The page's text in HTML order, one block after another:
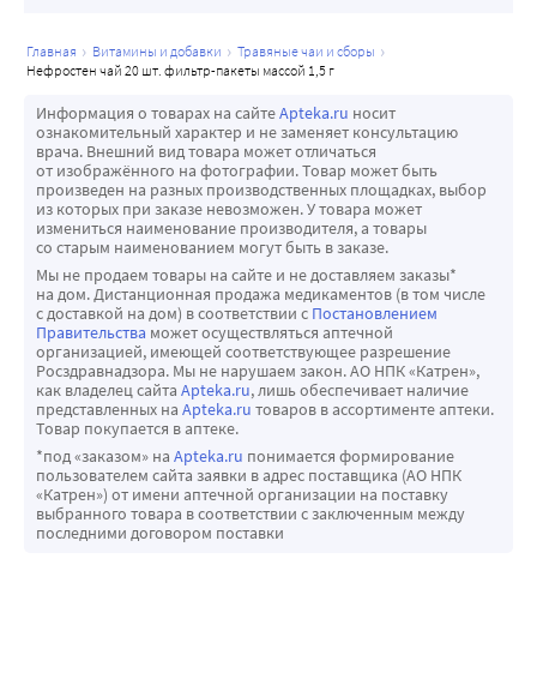
главная витамины и добавки
травяные чаи и сборы
нефростен чай 20 шт. фильтр-пакеты массой 1,5 г
Информация о товарах на сайтеApteka.ru носит
ознакомительный характер и не заменяет консультацию
врача. Внешний вид товара может отличаться
от изображённого на фотографии. Товар может быть
произведен на разных производственных площадках, выбор
из которых при заказе невозможен. У товара может
измениться наименование производителя, а товары
со старым наименованием могут быть в заказе.
Мы не продаем товары на сайте и не доставляем заказы*
на дом. Дистанционная продажа медикаментов (в том числе
с доставкой на дом) в соответствии с Постановлением
Правительства может осуществляться аптечной
организацией, имеющей соответствующее разрешение
Росздравнадзора. Мы не нарушаем закон. АО НПК «Катрен»,
как владелец сайта Apteka.ru, лишь обеспечивает наличие
представленных на Apteka.ru товаров в ассортименте аптеки.
Товар покупается в аптеке.
*под «заказом» на Apteka.ru понимается формирование
пользователем сайта заявки в адрес поставщика (АО НПК
«Катрен») от имени аптечной организации на поставку
выбранного товара в соответствии с заключенным между
последними договором поставки